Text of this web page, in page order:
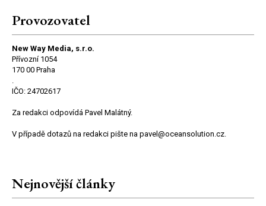
Provozovatel
New Way Media, s.r.o.
Přívozní 1054
170 00 Praha
.
IČO: 24702617
Za redakci odpovídá Pavel Malátný.
V případě dotazů na redakci pište na pavel@oceansolution.cz.
Nejnovější články